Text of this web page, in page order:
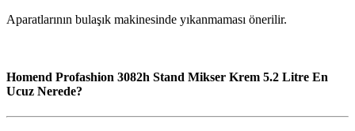
Aparatlarının bulaşık makinesinde yıkanmaması önerilir.
Homend Profashion 3082h Stand Mikser Krem 5.2 Litre En
Ucuz Nerede?